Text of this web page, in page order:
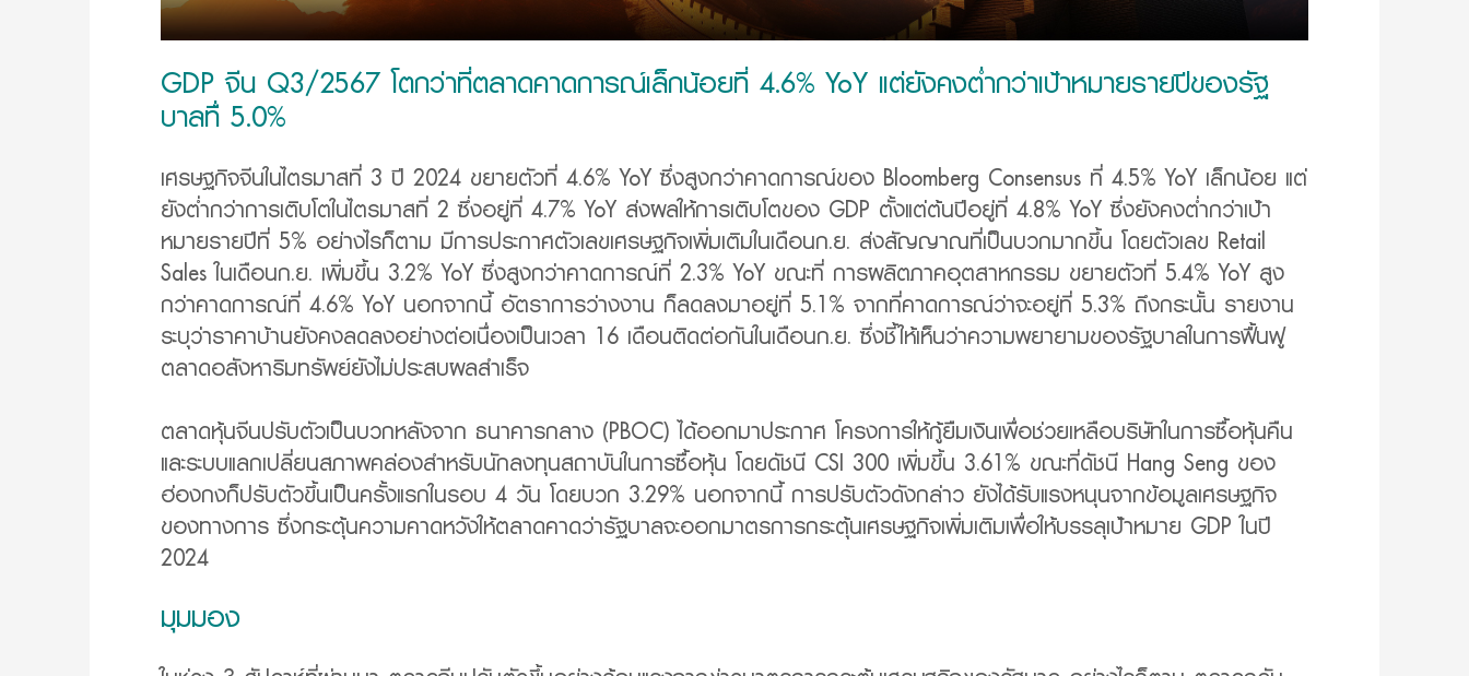
GDP จีน Q3/2567 โตกว่าที่ตลาดคาดการณ์เล็กน้อยที่ 4.6% YoY แต่ยังคงต่ำกว่าเป้าหมายรายปีของรัฐ
บาลทื่ 5.0%
เศรษฐกิจจีนในไตรมาสที่ 3 ปี 2024 ขยายตัวที่ 4.6% YoY ซึ่งสูงกว่าคาดการณ์ของ Bloomberg Consensus ที่ 4.5% YoY เล็กน้อย แต่
ยังต่ำกว่าการเติบโตในไตรมาสที่ 2 ซึ่งอยู่ที่ 4.7% YoY ส่งผลให้การเติบโตของ GDP ตั้งแต่ต้นปีอยู่ที่ 4.8% YoY ซึ่งยังคงต่ำกว่าเป้า
หมายรายปีที่ 5% อย่างไรก็ตาม มีการประกาศตัวเลขเศรษฐกิจเพิ่มเติมในเดือนก.ย. ส่งสัญญาณที่เป็นบวกมากขึ้น โดยตัวเลข Retail
Sales ในเดือนก.ย. เพิ่มขึ้น 3.2% YoY ซึ่งสูงกว่าคาดการณ์ที่ 2.3% YoY ขณะที่ การผลิตภาคอุตสาหกรรม ขยายตัวที่ 5.4% YoY สูง
กว่าคาดการณ์ที่ 4.6% YoY นอกจากนี้ อัตราการว่างงาน ก็ลดลงมาอยู่ที่ 5.1% จากที่คาดการณ์ว่าจะอยู่ที่ 5.3% ถึงกระนั้น รายงาน
ระบุว่าราคาบ้านยังคงลดลงอย่างต่อเนื่องเป็นเวลา 16 เดือนติดต่อกันในเดือนก.ย. ซึ่งชี้ให้เห็นว่าความพยายามของรัฐบาลในการฟื้นฟู
ตลาดอสังหาริมทรัพย์ยังไม่ประสบผลสำเร็จ
ตลาดหุ้นจีนปรับตัวเป็นบวกหลังจาก ธนาคารกลาง (PBOC) ได้ออกมาประกาศ โครงการให้กู้ยืมเงินเพื่อช่วยเหลือบริษัทในการซื้อหุ้นคืน
และระบบแลกเปลี่ยนสภาพคล่องสำหรับนักลงทุนสถาบันในการซื้อหุ้น โดยดัชนี CSI 300 เพิ่มขึ้น 3.61% ขณะที่ดัชนี Hang Seng ของ
ฮ่องกงก็ปรับตัวขึ้นเป็นครั้งแรกในรอบ 4 วัน โดยบวก 3.29% นอกจากนี้ การปรับตัวดังกล่าว ยังได้รับแรงหนุนจากข้อมูลเศรษฐกิจ
ของทางการ ซึ่งกระตุ้นความคาดหวังให้ตลาดคาดว่ารัฐบาลจะออกมาตรการกระตุ้นเศรษฐกิจเพิ่มเติมเพื่อให้บรรลุเป้าหมาย GDP ในปี
2024
มุมมอง